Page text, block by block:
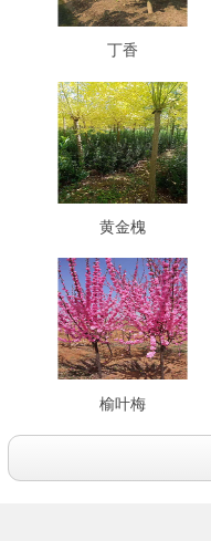
丁香
黄金槐
榆叶梅